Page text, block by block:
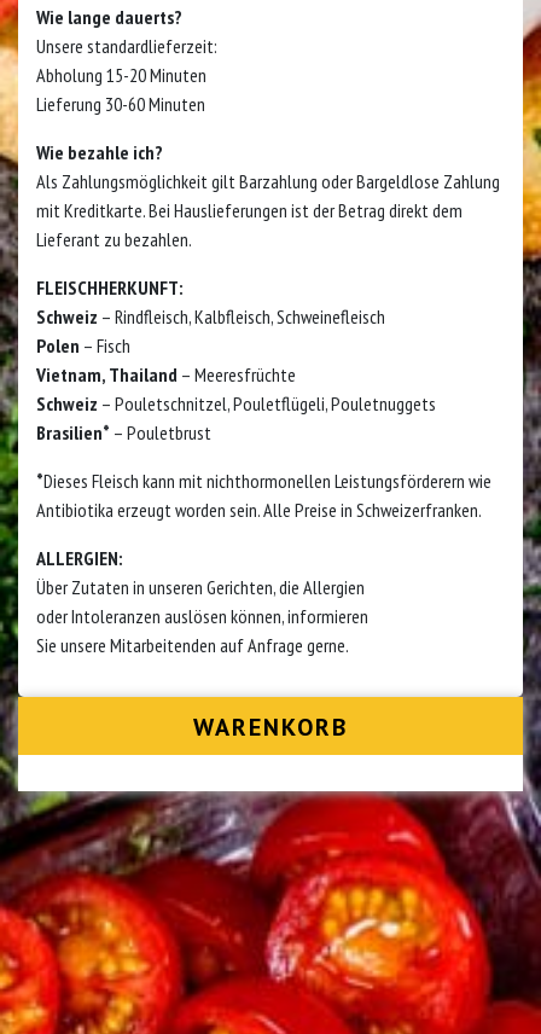
​Wie lange dauerts?
Unsere standardlieferzeit:
Abholung 15-20 Minuten
Lieferung 30-60 Minuten
Wie bezahle ich?
Als Zahlungsmöglichkeit gilt Barzahlung oder Bargeldlose Zahlung
mit Kreditkarte. Bei Hauslieferungen ist der Betrag direkt dem
Lieferant zu bezahlen.​
FLEISCHHERKUNFT:
Schweiz – Rindfleisch, Kalbfleisch, Schweinefleisch
Polen – Fisch
Vietnam, Thailand – Meeresfrüchte
Schweiz – Pouletschnitzel, Pouletflügeli, Pouletnuggets
Brasilien* – Pouletbrust
*Dieses Fleisch kann mit nichthormonellen Leistungsförderern wie
Antibiotika erzeugt worden sein. Alle Preise in Schweizerfranken.
ALLERGIEN:
Über Zutaten in unseren Gerichten, die Allergien
oder Intoleranzen auslösen können, informieren
Sie unsere Mitarbeitenden auf Anfrage gerne.
WARENKORB